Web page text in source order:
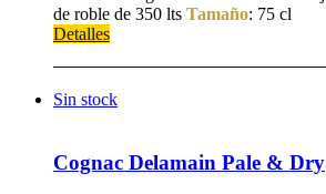
de roble de 350 lts Tamaño: 75 cl
Detalles
Sin stock
Cognac Delamain Pale & Dry